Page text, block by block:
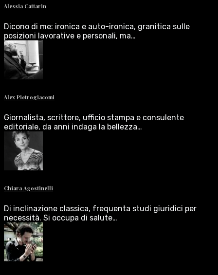
Alessia Cattarin
Dicono di me: ironica e auto-ironica, granitica sulle
posizioni lavorative e personali, ma…
Alex Pietrogiacomi
Giornalista, scrittore, ufficio stampa e consulente
editoriale, da anni indaga la bellezza…
Chiara Agostinelli
Di inclinazione classica, frequenta studi giuridici per
necessità. Si occupa di salute…